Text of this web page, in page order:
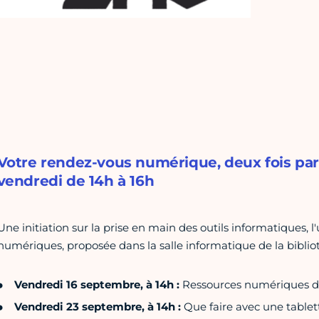
rendez-vous numérique, deux fois
de 14h à 16h
initiation sur la prise en main des outils informatiques,
proposée dans la salle informatique de la
Vendredi 16 septembre, à 14h : Ressources numériques
Vendredi 23 septembre, à 14h : Que faire avec une